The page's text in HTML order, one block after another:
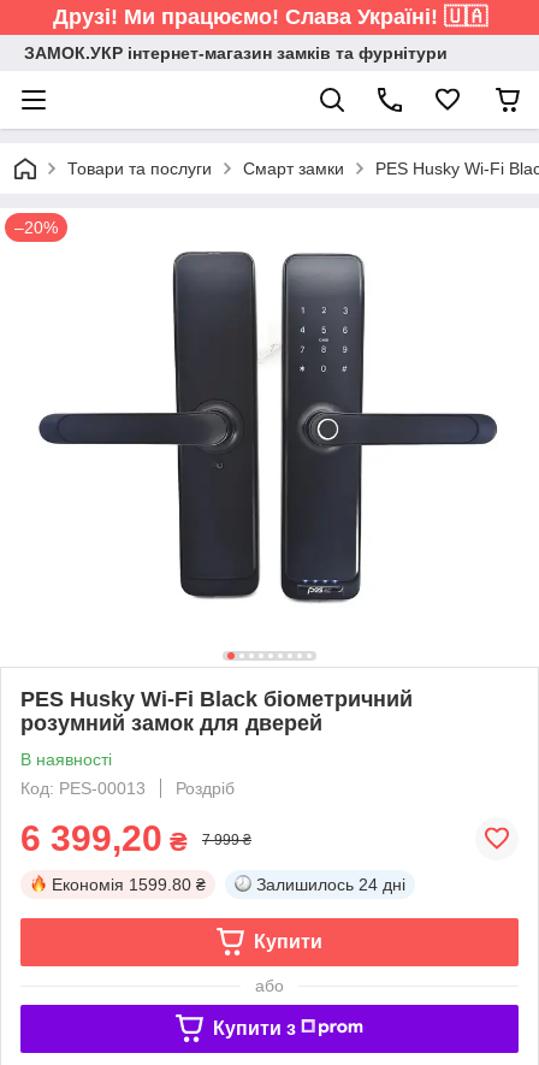
Друзі! Ми працюємо! Слава Україні! 🇺🇦
ЗАМОК.УКР інтернет-магазин замків та фурнітури
Товари та послуги Смарт замки PES Husky Wi-Fi
–20%
PES Husky Wi-Fi Black біометричний
розумний замок для дверей
В наявності
Код: PES-00013
Роздріб
6 399,20 ₴ 7 999 ₴
Економія 1599.80 ₴ Залишилось 24 дні
Купити
або
Купити з